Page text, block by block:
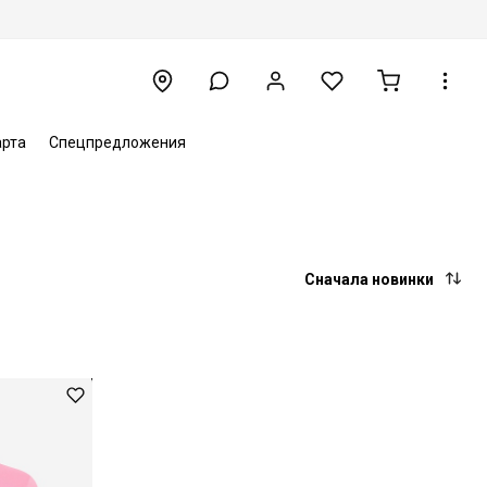
Спецпредложения
Сначала новинки